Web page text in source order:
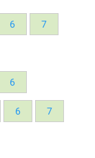
6 7
6
6 7